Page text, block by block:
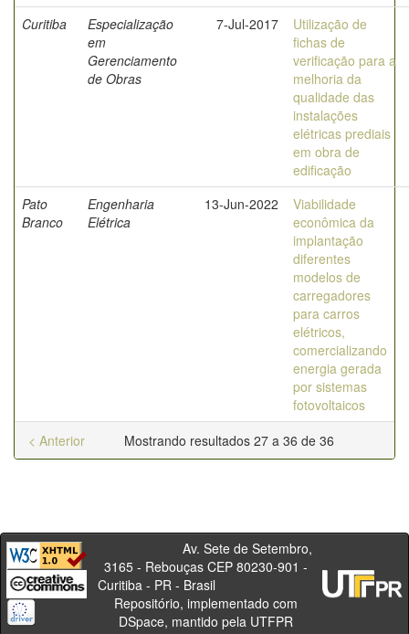
Curitiba
Especialização
em
Gerenciamento
de Obras
7-Jul-2017
Utilização de
fichas de
verificação para a
melhoria da
qualidade das
instalações
elétricas prediais
em obra de
edificação
Pato
Branco
Engenharia
Elétrica
13-Jun-2022
Viabilidade
econômica da
implantação
diferentes
modelos de
carregadores
para carros
elétricos,
comercializando
energia gerada
por sistemas
fotovoltaicos
Mostrando resultados 27 a 36 de 36
< Anterior
Av. Sete de Setembro,
3165 - Rebouças CEP 80230-901 -
Curitiba - PR - Brasil
Repositório, implementado com
DSpace, mantido pela UTFPR